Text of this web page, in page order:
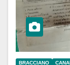
BRACCIANO